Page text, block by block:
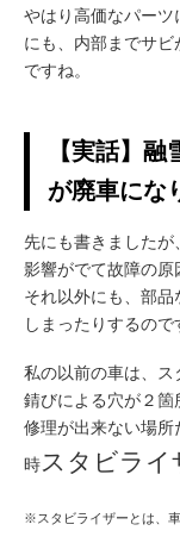
やはり高価なパー
にも、内部までサ
ですね。
【実話】
が廃車にな
先にも書きました
影響がでて故障の原
それ以外にも、部
しまったりするので
私の以前の車は、
錆びによる穴が２箇
修理が出来ない場所
時スタビライ
※スタビライザーとは、